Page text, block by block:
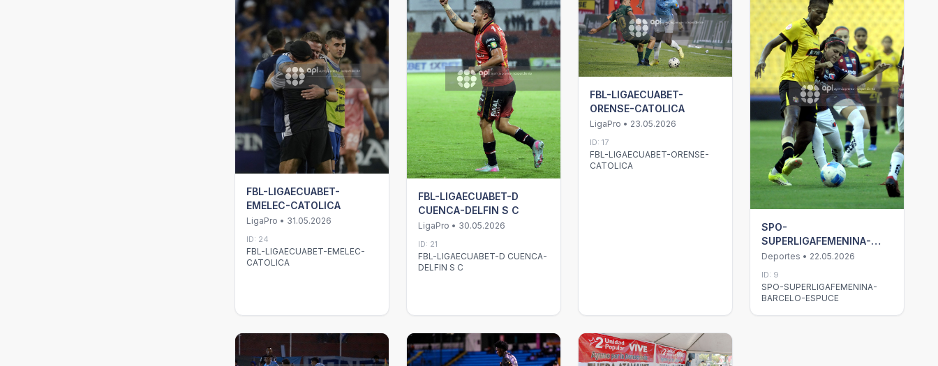
FBL-LIGAECUABET-
EMELEC-CATOLICA
LigaPro • 31.05.2026
ID: 24
FBL-LIGAECUABET-EMELEC-
CATOLICA
FBL-LIGAECUABET-D
CUENCA-DELFIN S C
LigaPro • 30.05.2026
ID: 21
FBL-LIGAECUABET-D CUENCA-
DELFIN S C
FBL-LIGAECUABET-
ORENSE-CATOLICA
LigaPro • 23.05.2026
ID: 17
FBL-LIGAECUABET-ORENSE-
CATOLICA
SPO-
SUPERLIGAFEMENINA-
BARCELO-ESPUCE
Deportes • 22.05.2026
ID: 9
SPO-SUPERLIGAFEMENINA-
BARCELO-ESPUCE